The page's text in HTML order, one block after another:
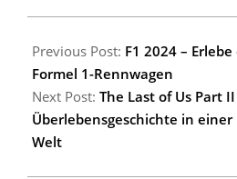
Previous Post: F1 2024 –
Formel 1-Rennwagen
Next Post: The Last of Us Part II
Überlebensgeschichte in
Welt